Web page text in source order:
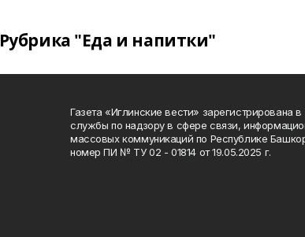
Рубрика "Еда и напитки"
Газета «Иглинские вести» зарегистрирована
службы по надзору в сфере связи,
массовых коммуникаций по Республике
номер ПИ № ТУ 02 - 01814 от 19.05.2025 г.